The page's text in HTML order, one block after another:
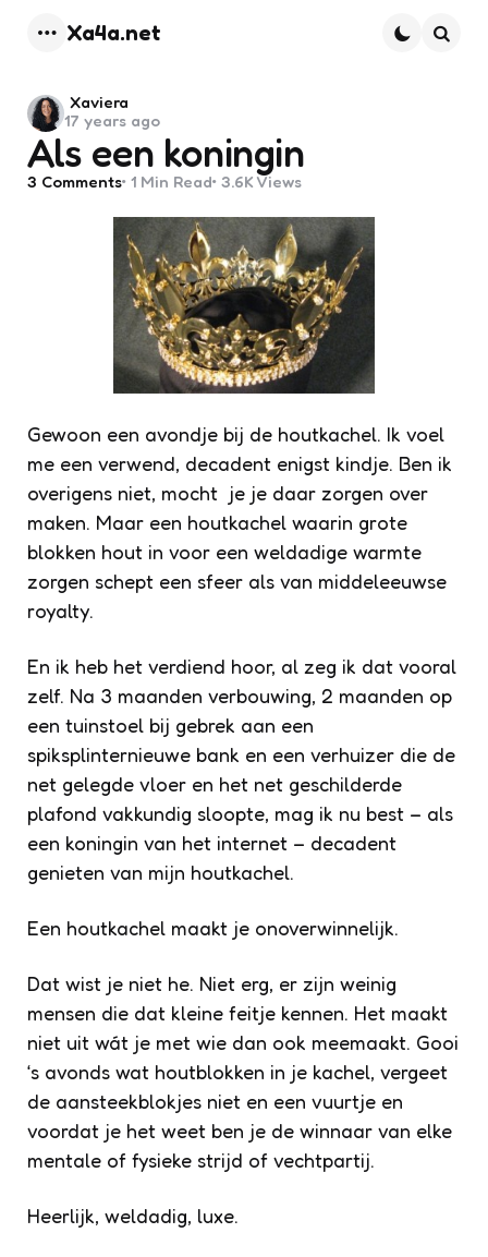
Xa4a.net
Als een koningin
Posted
by
Xaviera
17 years ago
3 Comments 1 Min Read 3.6K Views
Gewoon een avondje bij de houtkachel. Ik voel
me een verwend, decadent enigst kindje. Ben ik
overigens niet, mocht je je daar zorgen over
maken. Maar een houtkachel waarin grote
blokken hout in voor een weldadige warmte
zorgen schept een sfeer als van middeleeuwse
royalty.
En ik heb het verdiend hoor, al zeg ik dat vooral
zelf. Na 3 maanden verbouwing, 2 maanden op
een tuinstoel bij gebrek aan een
spiksplinternieuwe bank en een verhuizer die de
net gelegde vloer en het net geschilderde
plafond vakkundig sloopte, mag ik nu best – als
een koningin van het internet – decadent
genieten van mijn houtkachel.
Een houtkachel maakt je onoverwinnelijk.
Dat wist je niet he. Niet erg, er zijn weinig
mensen die dat kleine feitje kennen. Het maakt
niet uit wát je met wie dan ook meemaakt. Gooi
‘s avonds wat houtblokken in je kachel, vergeet
de aansteekblokjes niet en een vuurtje en
voordat je het weet ben je de winnaar van elke
mentale of fysieke strijd of vechtpartij.
Heerlijk, weldadig, luxe.